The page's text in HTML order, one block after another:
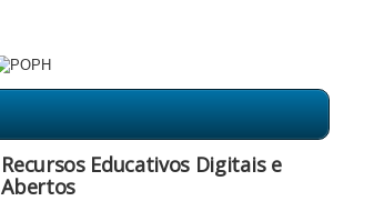
Recursos Educativos Digitais e
Abertos